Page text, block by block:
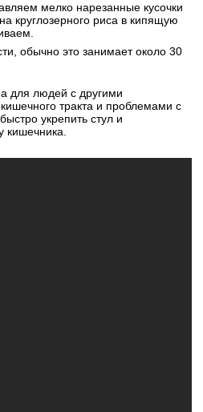
мелко нарезанные кусочки
круглозерного риса в кипящую
обычно это занимает около 30
для людей с другими
тракта и проблемами с
укрепить стул и
кишечника.